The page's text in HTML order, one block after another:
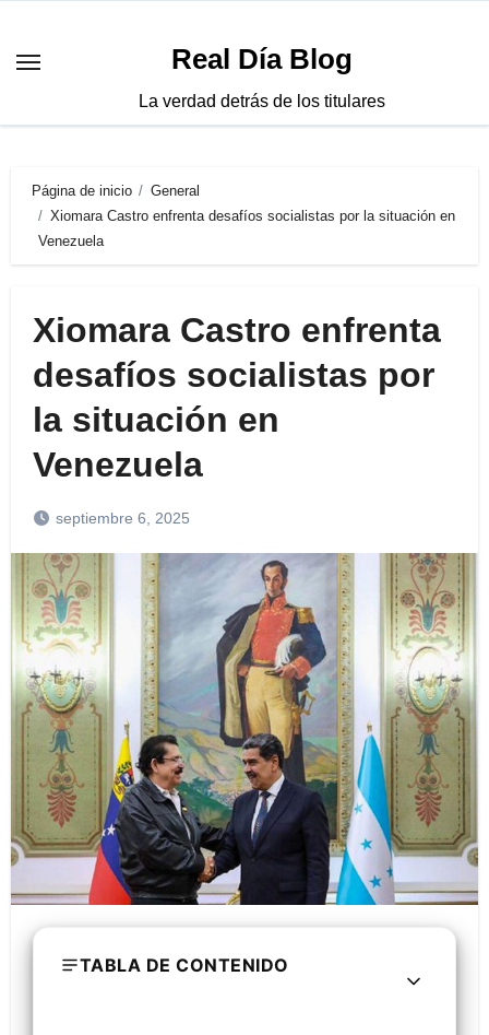
contenido
Real Día Blog
La verdad detrás de los titulares
Página de inicio
General
Xiomara Castro enfrenta desafíos socialistas por la situación en
Venezuela
Xiomara Castro enfrenta
desafíos socialistas por
la situación en
Venezuela
septiembre 6, 2025
TABLA DE CONTENIDO